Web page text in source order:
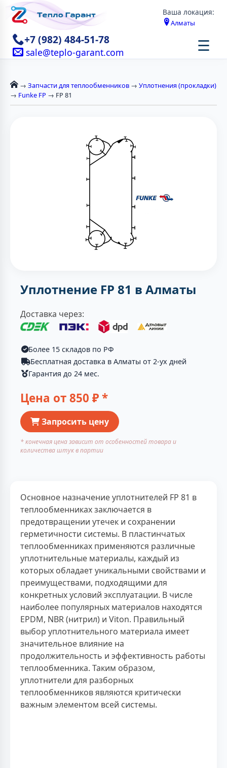
Ваша локация:
Алматы
+7 (982) 484-51-78
sale@teplo-garant.com ☰
→ Запчасти для теплообменников → Уплотнения (прокладки)
→ Funke FP → FP 81
Уплотнение FP 81 в Алматы
Доставка через:
Более 15 складов по РФ
Бесплатная доставка в Алматы от 2-ух дней
Гарантия до 24 мес.
Цена от850 ₽ *
Запросить цену
* конечная цена зависит от особенностей товара и
количества штук в партии
Основное назначение уплотнителей FP 81 в
теплообменниках заключается в
предотвращении утечек и сохранении
герметичности системы. В пластинчатых
теплообменниках применяются различные
уплотнительные материалы, каждый из
которых обладает уникальными свойствами и
преимуществами, подходящими для
конкретных условий эксплуатации. В числе
наиболее популярных материалов находятся
EPDM, NBR (нитрил) и Viton. Правильный
выбор уплотнительного материала имеет
значительное влияние на
продолжительность и эффективность работы
теплообменника. Таким образом,
уплотнители для разборных
теплообменников являются критически
важным элементом всей системы.